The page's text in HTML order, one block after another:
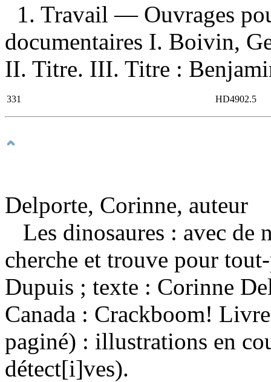
1. Travail — Ouvrages
documentaires I. Boivin,
II. Titre. III. Titre :
331 HD4902.5
Delporte, Corinne, auteur
Les dinosaures : avec de
cherche et trouve pour
Dupuis ; texte : Corinne
Canada : Crackboom!
paginé) : illustrations en
détect[i]ves).